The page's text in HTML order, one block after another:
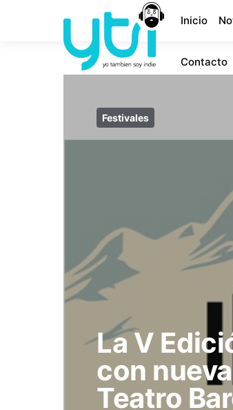
Inicio
Contacto
Festivales
La V
con
Teatro